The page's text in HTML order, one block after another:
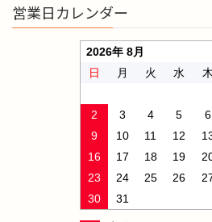
営業日カレンダー
2026年 8月
日
月 火 水 木
2
3 4 5 6
9
10 11 12
16
17 18 19
23
24 25 26
30
31